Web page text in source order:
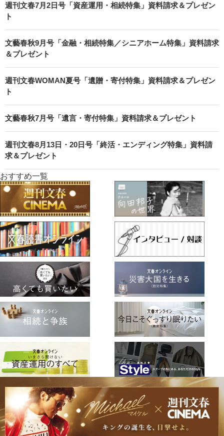
週刊文春7月2日号「資産運用・相続特集」資料請求＆プレゼン
ト
文藝春秋9月号「金融・相続特集／シニアホーム特集」資料請求
＆プレゼント
週刊文春WOMAN夏号「遺贈・寄付特集」資料請求＆プレゼン
ト
文藝春秋7月号「遺言・寄付特集」資料請求＆プレゼント
週刊文春8月13日・20日号「終活・エンディング特集」資料請
求＆プレゼント
おすすめ一覧